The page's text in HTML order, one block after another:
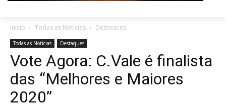
Início Todas as Notícias Destaques
Todas as Notícias Destaques
Vote Agora: C.Vale é finalista
das “Melhores e Maiores
2020”